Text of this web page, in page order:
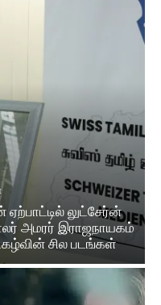
லுட்சேர்ன்
அமரர் இராஜநாயகம்
சில படங்கள்